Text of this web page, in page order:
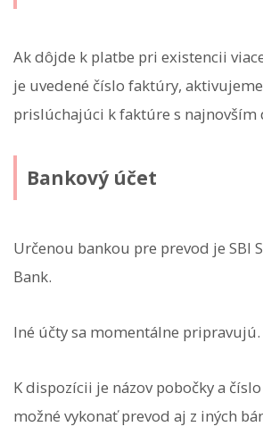
Ak dôjde k platbe pri existencii
je uvedené číslo faktúry,
prislúchajúci k faktúre s najnovším
Bankový účet
Určenou bankou pre prevod je SBI
Bank.
Iné účty sa momentálne pripravujú.
K dispozícii je názov pobočky a
možné vykonať prevod aj z iných